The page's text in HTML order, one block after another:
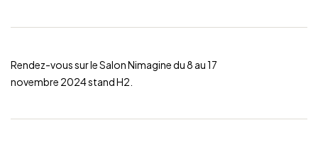
Rendez-vous sur le Salon Nimagine du 8 au 17
novembre 2024 stand H2.